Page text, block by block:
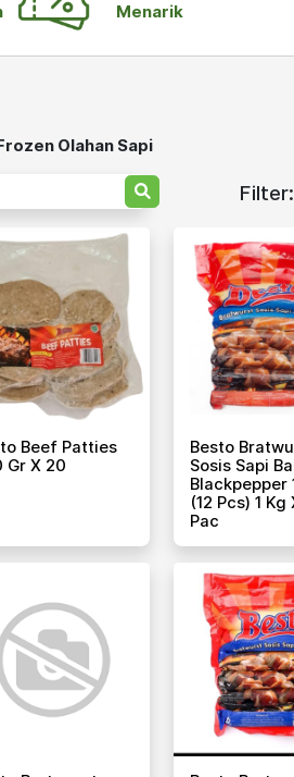
Menarik
Olahan Sapi
Filter:
Beef Patties
Gr X 20
Besto
Sosis Sapi
Blackpepper
(12 Pcs) 1 Kg
Pac